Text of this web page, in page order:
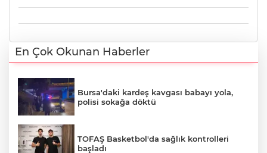
En Çok Okunan Haberler
Bursa'daki kardeş kavgası babayı yola,
polisi sokağa döktü
TOFAŞ Basketbol'da sağlık kontrolleri
başladı